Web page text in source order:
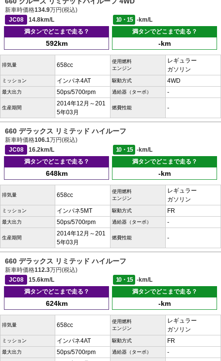
新車時価格134.9万円(税込)
JC08
14.8km/L 10・15
-km/L
満タンでどこまで走る？
592km
満タンでどこまで走る？
-km
排気量 658cc
使用燃料
エンジン
レギュラー
ガソリン
ミッション インパネ4AT 駆動方式 4WD
最大出力 50ps/5700rpm 過給器（ターボ） -
生産期間
2014年12月～201
5年03月
燃費性能 -
660 デラックス リミテッド ハイルーフ
新車時価格106.1万円(税込)
JC08
16.2km/L 10・15
-km/L
満タンでどこまで走る？
648km
満タンでどこまで走る？
-km
排気量 658cc
使用燃料
エンジン
レギュラー
ガソリン
ミッション インパネ5MT 駆動方式 FR
最大出力 50ps/5700rpm 過給器（ターボ） -
生産期間
2014年12月～201
5年03月
燃費性能 -
660 デラックス リミテッド ハイルーフ
新車時価格112.3万円(税込)
JC08
15.6km/L 10・15
-km/L
満タンでどこまで走る？
624km
満タンでどこまで走る？
-km
排気量 658cc
使用燃料
エンジン
レギュラー
ガソリン
ミッション インパネ4AT 駆動方式 FR
最大出力 50ps/5700rpm 過給器（ターボ）
-